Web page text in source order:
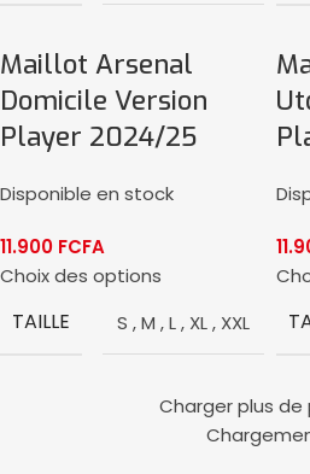
Maillot Arsenal
Domicile Version
Player 2024/25
Disponible en stock
11.900 FCFA
Choix des options
TAILLE S ,M ,L, XL, XXL
Charger plus de